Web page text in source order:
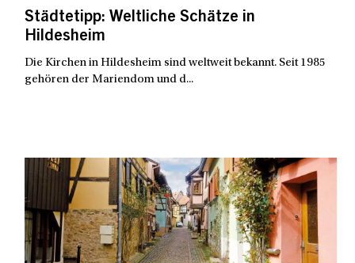
Städtetipp: Weltliche Schätze in
Hildesheim
Die Kirchen in Hildesheim sind weltweit bekannt. Seit 1985
gehören der Mariendom und d...